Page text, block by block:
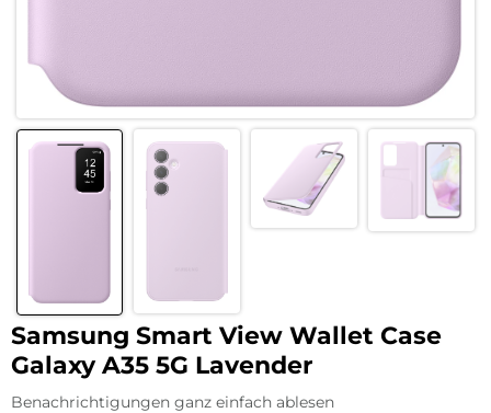
Samsung Smart View Wallet Case
Galaxy A35 5G Lavender
Benachrichtigungen ganz einfach ablesen